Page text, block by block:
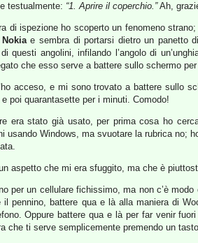
testualmente: “1. Aprire il coperchio.”Ah,
di ispezione ho scoperto un fenomeno
Nokiae sembra di portarsi dietro un panetto
questi angolini, infilando l’angolo di
che esso serve a battere sullo schermo
acceso, e mi sono trovato a battere sullo
poi quarantasette per i minuti. Comodo!
era stato già usato, per prima cosa ho
usando Windows, ma svuotare la rubrica no;
aspetto che mi era sfuggito, ma che è
per un cellulare fichissimo, ma non c’è
il pennino, battere qua e là alla maniera di
Oppure battere qua e là per far venir
che ti serve semplicemente premendo un